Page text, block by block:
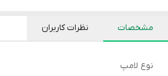
مشخصات نظرات کاربران
نوع لامپ